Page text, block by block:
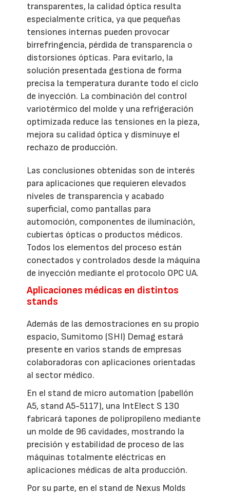
transparentes, la calidad óptica resulta
especialmente crítica, ya que pequeñas
tensiones internas pueden provocar
birrefringencia, pérdida de transparencia o
distorsiones ópticas. Para evitarlo, la
solución presentada gestiona de forma
precisa la temperatura durante todo el ciclo
de inyección. La combinación del control
variotérmico del molde y una refrigeración
optimizada reduce las tensiones en la pieza,
mejora su calidad óptica y disminuye el
rechazo de producción.
Las conclusiones obtenidas son de interés
para aplicaciones que requieren elevados
niveles de transparencia y acabado
superficial, como pantallas para
automoción, componentes de iluminación,
cubiertas ópticas o productos médicos.
Todos los elementos del proceso están
conectados y controlados desde la máquina
de inyección mediante el protocolo OPC UA.
Aplicaciones médicas en distintos
stands
Además de las demostraciones en su propio
espacio, Sumitomo (SHI) Demag estará
presente en varios stands de empresas
colaboradoras con aplicaciones orientadas
al sector médico.
En el stand de micro automation (pabellón
A5, stand A5-5117), una IntElect S 130
fabricará tapones de polipropileno mediante
un molde de 96 cavidades, mostrando la
precisión y estabilidad de proceso de las
máquinas totalmente eléctricas en
aplicaciones médicas de alta producción.
Por su parte, en el stand de Nexus Molds